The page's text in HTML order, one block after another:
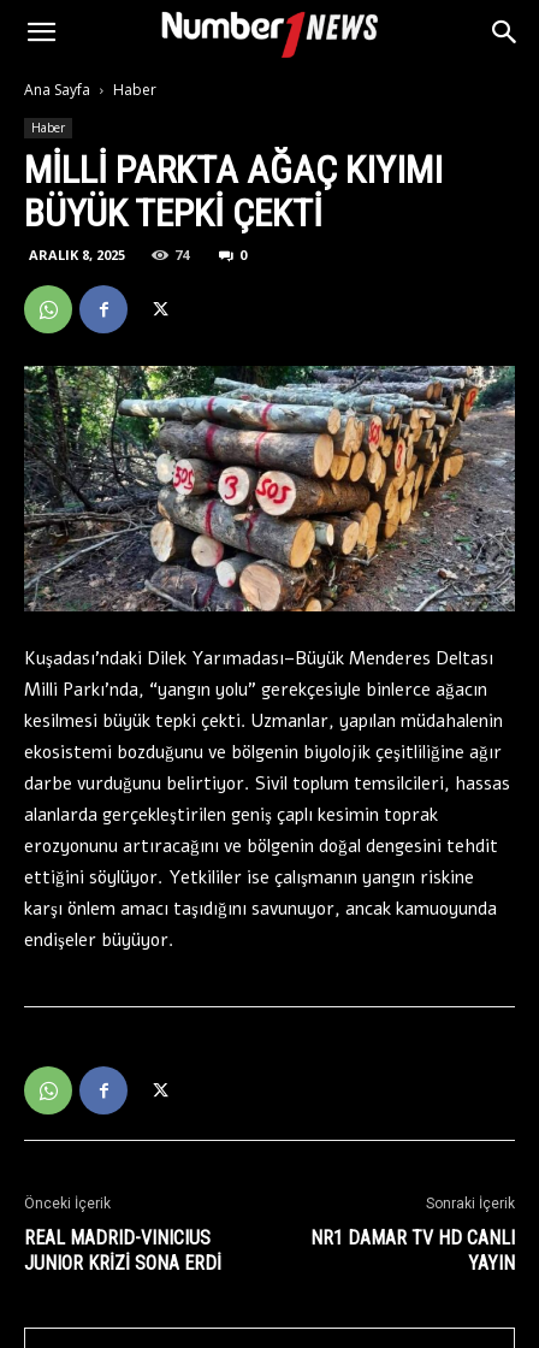
Ana Sayfa Haber
Haber
MILLI PARKTA AĞAÇ KIYIMI
BÜYÜK TEPKI ÇEKTI
ARALIK 8, 2025 74 0
Kuşadası’ndaki Dilek Yarımadası–Büyük Menderes Deltası
Milli Parkı’nda, “yangın yolu” gerekçesiyle binlerce ağacın
kesilmesi büyük tepki çekti. Uzmanlar, yapılan müdahalenin
ekosistemi bozduğunu ve bölgenin biyolojik çeşitliliğine ağır
darbe vurduğunu belirtiyor. Sivil toplum temsilcileri, hassas
alanlarda gerçekleştirilen geniş çaplı kesimin toprak
erozyonunu artıracağını ve bölgenin doğal dengesini tehdit
ettiğini söylüyor. Yetkililer ise çalışmanın yangın riskine
karşı önlem amacı taşıdığını savunuyor, ancak kamuoyunda
endişeler büyüyor.
Önceki İçerik
REAL MADRID-VINICIUS
JUNIOR KRİZİ SONA ERDİ
Sonraki İçerik
NR1 DAMAR TV HD CANLI
YAYIN